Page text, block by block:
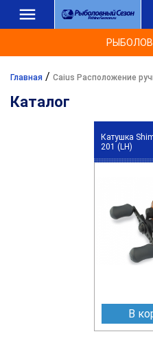
Главная / Caius Расположение
Каталог
Катушка
201 (LH)
В